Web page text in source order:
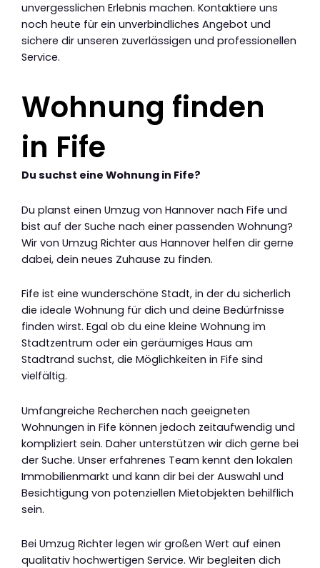
unvergesslichen Erlebnis machen. Kontaktiere uns
noch heute für ein unverbindliches Angebot und
sichere dir unseren zuverlässigen und professionellen
Service.
Wohnung finden
in Fife
Du suchst eine Wohnung in Fife?
Du planst einen Umzug von Hannover nach Fife und
bist auf der Suche nach einer passenden Wohnung?
Wir von Umzug Richter aus Hannover helfen dir gerne
dabei, dein neues Zuhause zu finden.
Fife ist eine wunderschöne Stadt, in der du sicherlich
die ideale Wohnung für dich und deine Bedürfnisse
finden wirst. Egal ob du eine kleine Wohnung im
Stadtzentrum oder ein geräumiges Haus am
Stadtrand suchst, die Möglichkeiten in Fife sind
vielfältig.
Umfangreiche Recherchen nach geeigneten
Wohnungen in Fife können jedoch zeitaufwendig und
kompliziert sein. Daher unterstützen wir dich gerne bei
der Suche. Unser erfahrenes Team kennt den lokalen
Immobilienmarkt und kann dir bei der Auswahl und
Besichtigung von potenziellen Mietobjekten behilflich
sein.
Bei Umzug Richter legen wir großen Wert auf einen
qualitativ hochwertigen Service. Wir begleiten dich